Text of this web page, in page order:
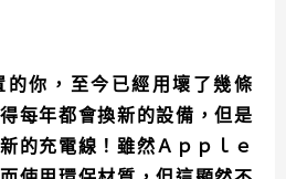
的你，至今已經用壞了幾條
每年都會換新的設備，但是
的充電線！雖然Ａｐｐｌｅ